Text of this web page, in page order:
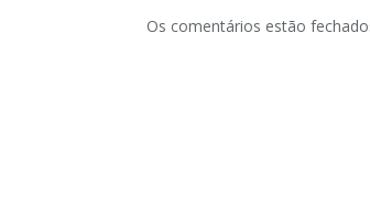
Os comentários estão